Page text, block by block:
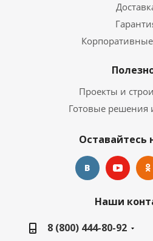
Проекты и
Готовые решения
Оставайтесь
Наши
8 (800) 444-80-92